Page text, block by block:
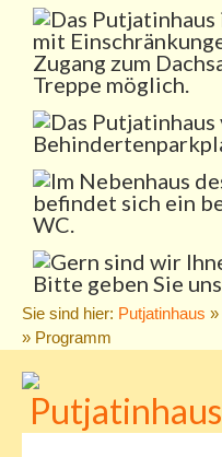
Sie sind hier: Putjatinhaus »
» Programm